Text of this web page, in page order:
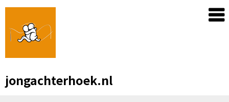
Skip
content
jongachterhoek.nl